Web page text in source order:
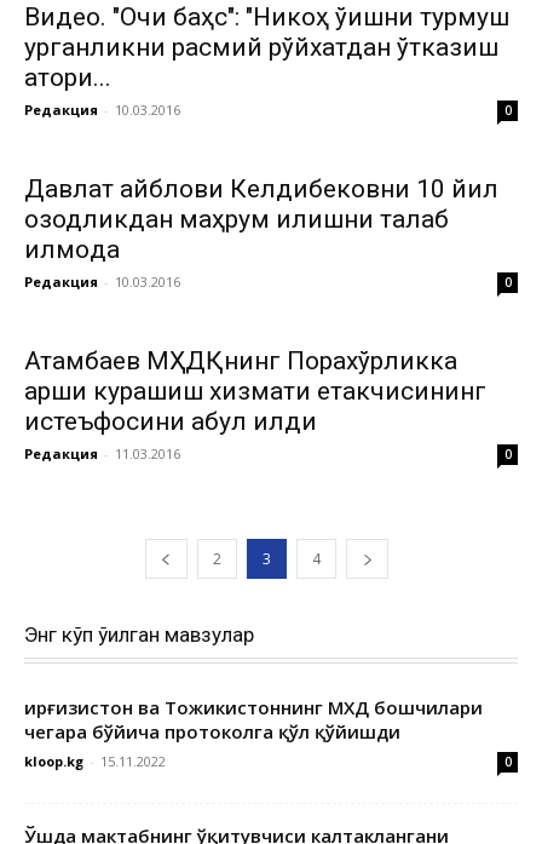
Видео. "Очиқ баҳс": "Никоҳ ўқишни турмуш
қурганликни расмий рўйхатдан ўтказиш
қатори...
Редакция - 10.03.2016 0
Давлат айблови Келдибековни 10 йил
озодликдан маҳрум қилишни талаб
қилмоқда
Редакция - 10.03.2016 0
Атамбаев МҲДҚнинг Порахўрликка
қарши курашиш хизмати етакчисининг
истеъфосини қабул қилди
Редакция - 11.03.2016 0
2 3 4
Энг кўп ўқилган мавзулар
Қирғизистон ва Тожикистоннинг МХДҚ бошчилари
чегара бўйича протоколга қўл қўйишди
kloop.kg - 15.11.2022 0
Ўшда мактабнинг ўқитувчиси калтаклангани